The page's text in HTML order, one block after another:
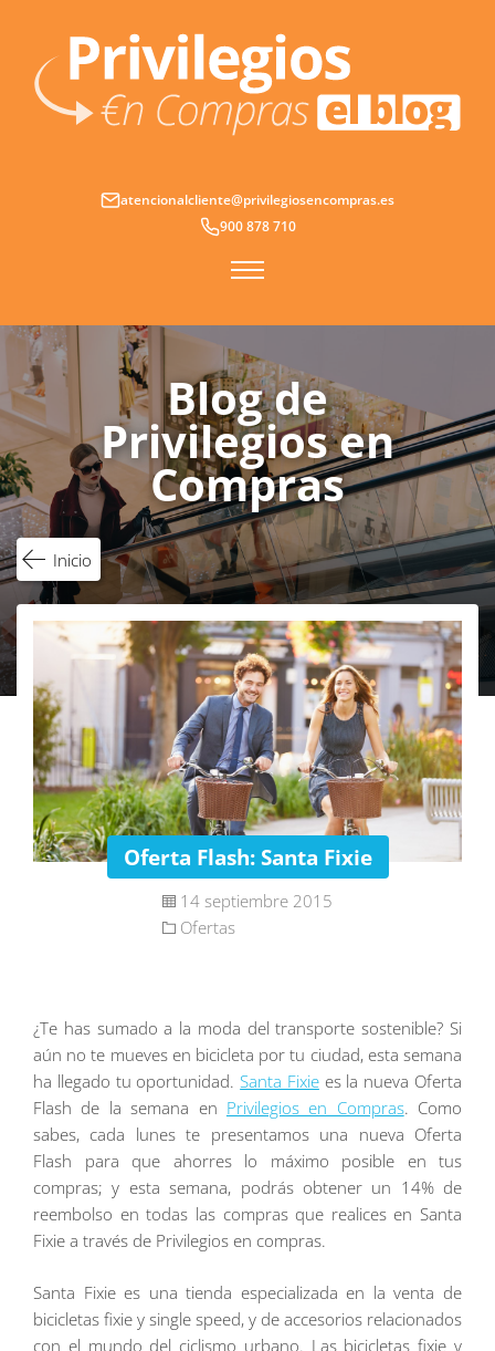
contenido
atencionalcliente@privilegiosencompras.es
900 878 710
Blog de
Privilegios en
Compras
Inicio
Oferta Flash: Santa Fixie
14 septiembre 2015
Ofertas
¿Te has sumado a la moda del transporte sostenible? Si
aún no te mueves en bicicleta por tu ciudad, esta semana
ha llegado tu oportunidad.Santa Fixiees la nueva Oferta
Flash de la semana en Privilegios en Compras. Como
sabes, cada lunes te presentamos una nueva Oferta
Flash para que ahorres lo máximo posible en tus
compras; y esta semana, podrás obtener un 14% de
reembolso en todas las compras que realices en Santa
Fixie a través de Privilegios en compras.
Santa Fixie es una tienda especializada en la venta de
bicicletas fixie y single speed, y de accesorios relacionados
con el mundo del ciclismo urbano. Las bicicletas fixie y